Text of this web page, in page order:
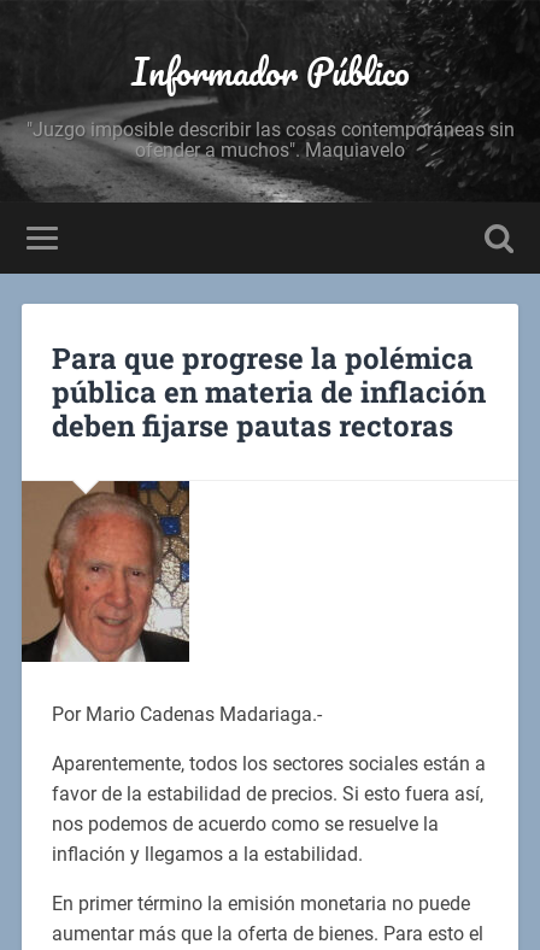
Informador Público
"Juzgo imposible describir las cosas contemporáneas sin
ofender a muchos". Maquiavelo
Para que progrese la polémica
pública en materia de inflación
deben fijarse pautas rectoras
Por Mario Cadenas Madariaga.-
Aparentemente, todos los sectores sociales están a
favor de la estabilidad de precios. Si esto fuera así,
nos podemos de acuerdo como se resuelve la
inflación y llegamos a la estabilidad.
En primer término la emisión monetaria no puede
aumentar más que la oferta de bienes. Para esto el